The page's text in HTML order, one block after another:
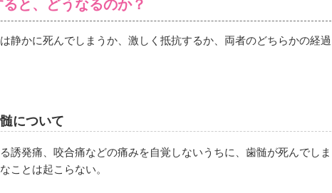
と、どうなるのか？
静かに死んでしまうか、激しく抵抗するか、両者のどちらかの経過
について
誘発痛、咬合痛などの痛みを自覚しないうちに、歯髄が死んでしま
ことは起こらない。